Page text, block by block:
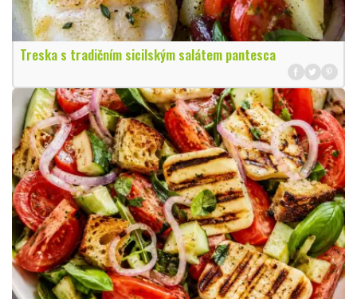
Treska s tradičním sicilským salátem pantesca